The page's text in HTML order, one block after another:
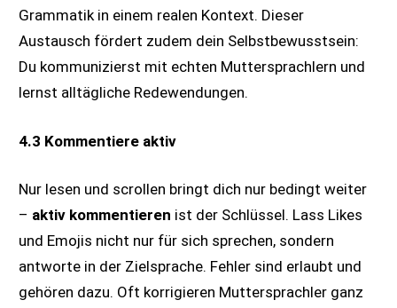
Grammatik in einem realen Kontext. Dieser
Austausch fördert zudem dein Selbstbewusstsein:
Du kommunizierst mit echten Muttersprachlern und
lernst alltägliche Redewendungen.
4.3 Kommentiere aktiv
Nur lesen und scrollen bringt dich nur bedingt weiter
– aktiv kommentieren ist der Schlüssel. Lass Likes
und Emojis nicht nur für sich sprechen, sondern
antworte in der Zielsprache. Fehler sind erlaubt und
gehören dazu. Oft korrigieren Muttersprachler ganz